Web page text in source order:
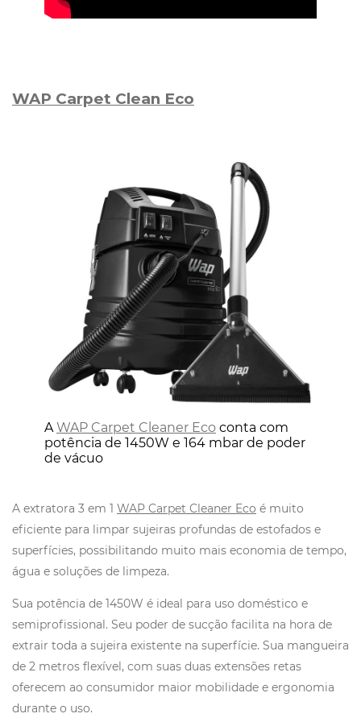
WAP Carpet Clean Eco
AWAP Carpet Cleaner Eco conta com
potência de 1450W e 164 mbar de poder
de vácuo
A extratora 3 em 1 WAP Carpet Cleaner Eco é muito
eficiente para limpar sujeiras profundas de estofados e
superfícies, possibilitando muito mais economia de tempo,
água e soluções de limpeza.
Sua potência de 1450W é ideal para uso doméstico e
semiprofissional. Seu poder de sucção facilita na hora de
extrair toda a sujeira existente na superfície. Sua mangueira
de 2 metros flexível, com suas duas extensões retas
oferecem ao consumidor maior mobilidade e ergonomia
durante o uso.